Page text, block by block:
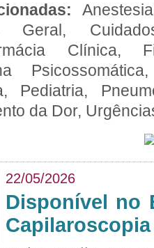
Geral,
Clínica,
Pediatria,
da Dor,
22/05/2026
Disponível no